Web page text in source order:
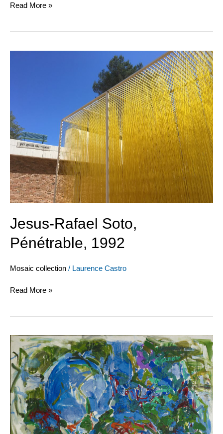
Read More »
Jesus-Rafael Soto,
Pénétrable, 1992
Mosaic collection / Laurence Castro
Read More »
Joan
Mitchell,
Mon
Paysage,
1967